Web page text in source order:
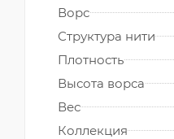
Ворс
Структура нити
Плотность
Высота ворса
Вес
Коллекция